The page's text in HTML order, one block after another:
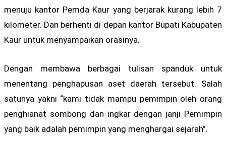
menuju kantor Pemda Kaur yang berjarak kurang lebih 7
kilometer. Dan berhenti di depan kantor Bupati Kabupaten
Kaur untuk menyampaikan orasinya.
Dengan membawa berbagai tulisan spanduk untuk
menentang penghapusan aset daerah tersebut. Salah
satunya yakni “kami tidak mampu pemimpin oleh orang
penghianat sombong dan ingkar dengan janji Pemimpin
yang baik adalah pemimpin yang menghargai sejarah”.